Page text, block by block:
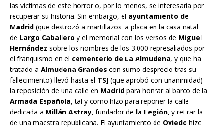
las víctimas de este horror o, por lo menos, se interesaría por
recuperar su historia. Sin embargo, el ayuntamiento de
Madrid (que destrozó a martillazos la placa en la casa natal
de Largo Caballero y el memorial con los versos de Miguel
Hernández sobre los nombres de los 3.000 represaliados por
el franquismo en el cementerio de La Almudena, y que ha
tratado a Almudena Grandes con sumo desprecio tras su
fallecimiento) llevó hasta el TSJ (que aprobó con unanimidad)
la reposición de una calle en Madrid para honrar al barco de la
Armada Española, tal y como hizo para reponer la calle
dedicada a Millán Astray, fundador de la Legión, y retirar la
de una maestra republicana. El ayuntamiento de Oviedo hizo